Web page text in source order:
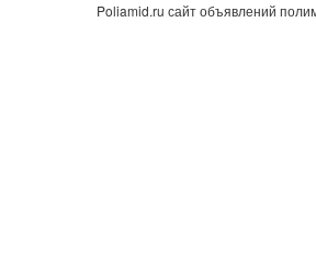
Poliamid.ru сайт объявлений